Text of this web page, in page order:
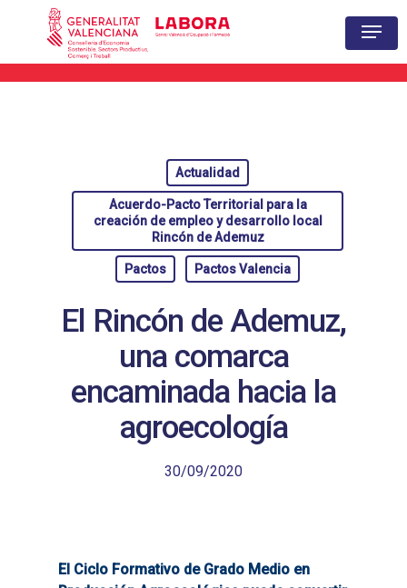
Actualidad
Acuerdo-Pacto Territorial para la
creación de empleo y desarrollo local
Rincón de Ademuz
Pactos Pactos Valencia
El Rincón de Ademuz,
una comarca
encaminada hacia la
agroecología
30/09/2020
El Ciclo Formativo de Grado Medio en